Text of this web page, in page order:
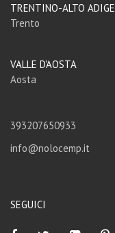
TRENTINO-ALTO ADIGE
Trento
VALLE D'AOSTA
Aosta
393207650933
info@nolocemp.it
SEGUICI